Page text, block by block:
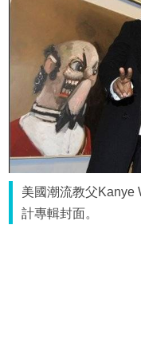
美國潮流教父Kanye
計專輯封面。